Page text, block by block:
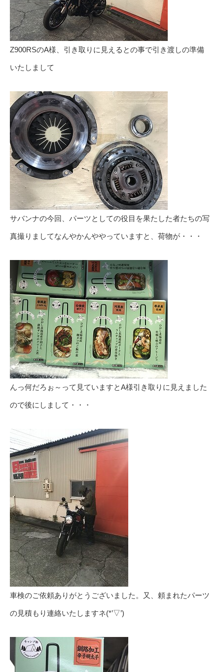
Z900RSのA様、引き取りに見えるとの事で引き渡しの準備
いたしまして
サバンナの今回、パーツとしての役目を果たした者たちの写
真撮りましてなんやかんややっていますと、荷物が・・・
んっ何だろぉ～って見ていますとA様引き取りに見えました
ので後にしまして・・・
車検のご依頼ありがとうございました。又、頼まれたパーツ
の見積もり連絡いたしますネ(*’▽’)